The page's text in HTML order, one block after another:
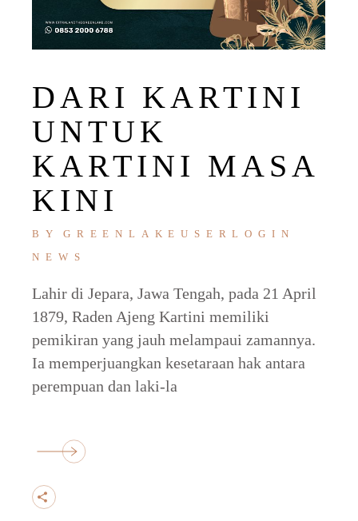
DARI KARTINI
UNTUK
KARTINI MASA
KINI
BY
GREENLAKEUSERLOGIN
NEWS
Lahir di Jepara, Jawa Tengah, pada 21 April
1879, Raden Ajeng Kartini memiliki
pemikiran yang jauh melampaui zamannya.
Ia memperjuangkan kesetaraan hak antara
perempuan dan laki-la